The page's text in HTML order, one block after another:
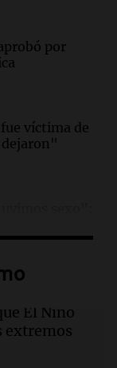
por
víctima de
detenidos
El Niño
extremos